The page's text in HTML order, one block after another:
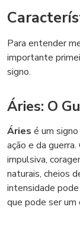
Para entender
importante
signo.
Áries: O
Áries é um
ação e da
impulsiva,
naturais, cheios
intensidade
que pode ser